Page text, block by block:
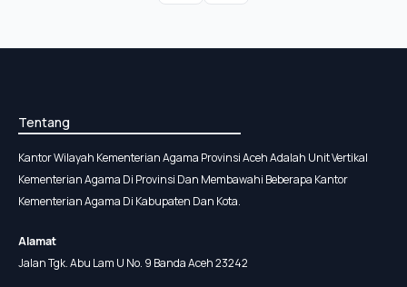
Tentang
Kantor Wilayah Kementerian Agama Provinsi Aceh Adalah Unit Vertikal
Kementerian Agama Di Provinsi Dan Membawahi Beberapa Kantor
Kementerian Agama Di Kabupaten Dan Kota.
Alamat
Jalan Tgk. Abu Lam U No. 9 Banda Aceh 23242